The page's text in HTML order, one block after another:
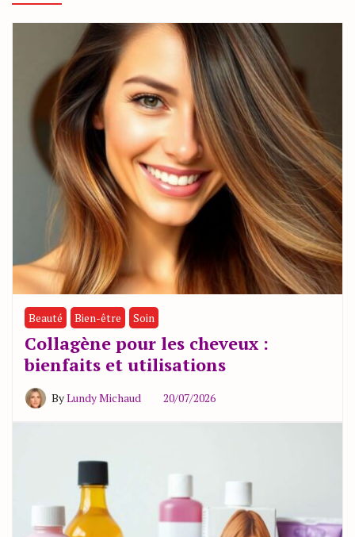
Beauté Bien-être Soin
Collagène pour les cheveux :
bienfaits et utilisations
ByLundy Michaud 20/07/2026